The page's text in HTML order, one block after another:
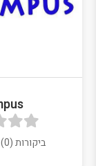
ביקורות (0) | ציון (0.00)